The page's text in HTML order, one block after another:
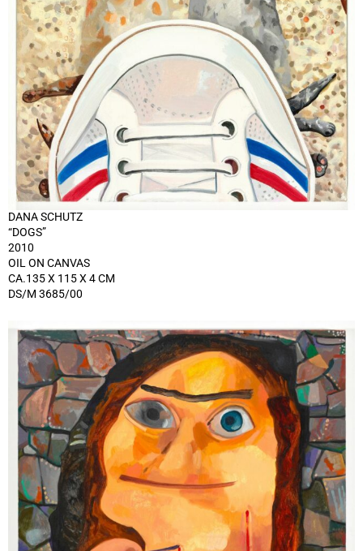
DANA SCHUTZ
“DOGS”
2010
OIL ON CANVAS
CA.135 X 115 X 4 CM
DS/M 3685/00